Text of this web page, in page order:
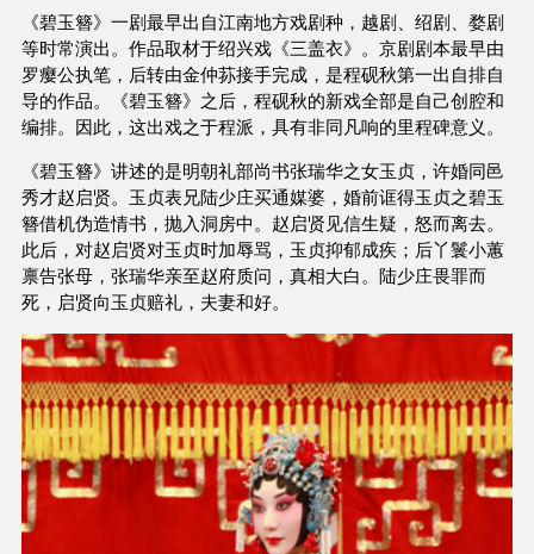
《碧玉簪》一剧最早出自江南地方戏剧种，越剧、绍剧、婺剧
等时常演出。作品取材于绍兴戏《三盖衣》。京剧剧本最早由
罗瘿公执笔，后转由金仲荪接手完成，是程砚秋第一出自排自
导的作品。《碧玉簪》之后，程砚秋的新戏全部是自己创腔和
编排。因此，这出戏之于程派，具有非同凡响的里程碑意义。
《碧玉簪》讲述的是明朝礼部尚书张瑞华之女玉贞，许婚同邑
秀才赵启贤。玉贞表兄陆少庄买通媒婆，婚前诓得玉贞之碧玉
簪借机伪造情书，抛入洞房中。赵启贤见信生疑，怒而离去。
此后，对赵启贤对玉贞时加辱骂，玉贞抑郁成疾；后丫鬟小蕙
禀告张母，张瑞华亲至赵府质问，真相大白。陆少庄畏罪而
死，启贤向玉贞赔礼，夫妻和好。